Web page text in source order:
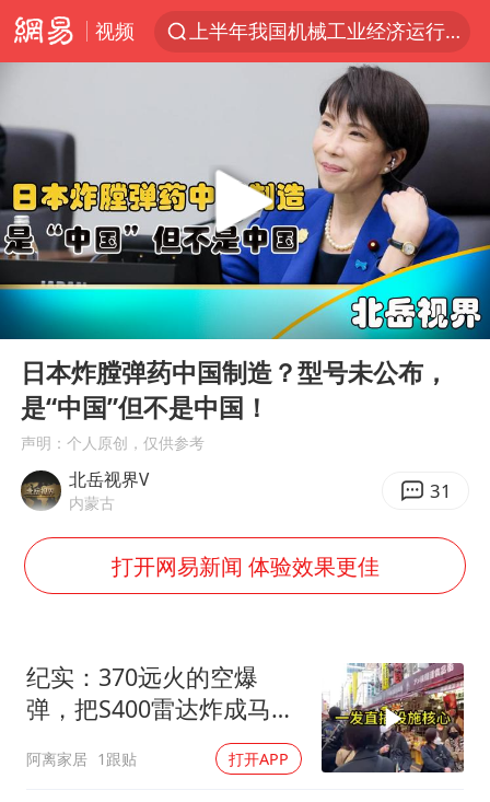
视频
上半年我国机械工业经济运行稳中有进
官方通报教师招聘笔试前13名被淘汰
国防部回应日本试射“战斧”导弹
广东雷州通报特教老师招聘违规事件
A股三大股指收涨
“立秋的第一杯奶茶”又爆单了
泰国校园枪击案死亡人数升至7人
宇树科技中一签需缴款7.54万元
四川宜宾市高县发生4.9级地震
台湾海峡南口北上船舶实施交通管制
“新疆阿勒泰八月能滑雪”不实
向鹏0-3不敌张本智和
今日立秋你咬秋了吗
东方之约 相约未来
Play
00:00 04:50
日本炸膛弹药中国制造？型号未公布，
是“中国”但不是中国！
声明：个人原创，仅供参考
北岳视界V
内蒙古 31
打开网易新闻 体验效果更佳
纪实：370远火的空爆
弹，把S400雷达炸成马蜂
窝，靶标惨状让台军急眼
了
阿离家居 1跟贴 打开APP